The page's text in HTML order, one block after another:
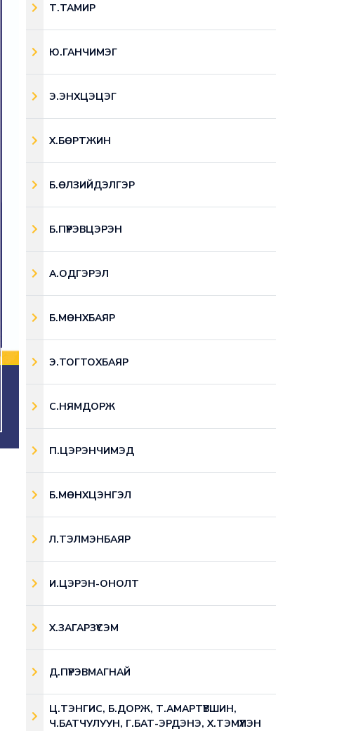
Т.ТАМИР
Ю.ГАНЧИМЭГ
Э.ЭНХЦЭЦЭГ
Х.БӨРТЖИН
Б.ӨЛЗИЙДЭЛГЭР
Б.ПҮРЭВЦЭРЭН
А.ОДГЭРЭЛ
Б.МӨНХБАЯР
Э.ТОГТОХБАЯР
С.НЯМДОРЖ
П.ЦЭРЭНЧИМЭД
Б.МӨНХЦЭНГЭЛ
Л.ТЭЛМЭНБАЯР
И.ЦЭРЭН-ОНОЛТ
Х.ЗАГАРЗҮСЭМ
Д.ПҮРЭВМАГНАЙ
Ц.ТЭНГИС, Б.ДОРЖ, Т.АМАРТҮВШИН,
Ч.БАТЧУЛУУН, Г.БАТ-ЭРДЭНЭ, Х.ТЭМҮҮЛЭН